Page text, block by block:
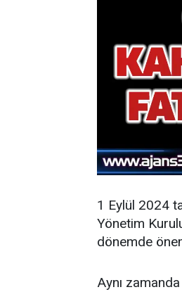
1 Eylül 2024
Yönetim
dönemde
Aynı zamanda